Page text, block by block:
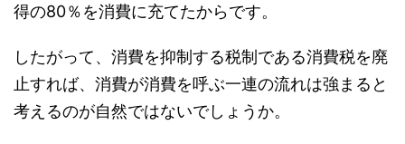
得の80％を消費に充てたからです。
したがって、消費を抑制する税制である消費税を廃
止すれば、消費が消費を呼ぶ一連の流れは強まると
考えるのが自然ではないでしょうか。